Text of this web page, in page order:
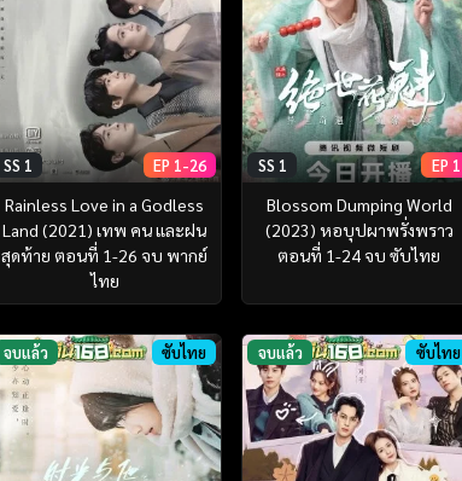
SS 1 EP 1-26
Rainless Love in a Godless
Land (2021) เทพ คน และฝน
สุดท้าย ตอนที่ 1-26 จบ พากย์
ไทย
SS 1 EP 1
Blossom Dumping World
(2023) หอบุปผาพรั่งพราว
ตอนที่ 1-24 จบ ซับไทย
จบแล้ว ซับไทย จบแล้ว ซับไทย